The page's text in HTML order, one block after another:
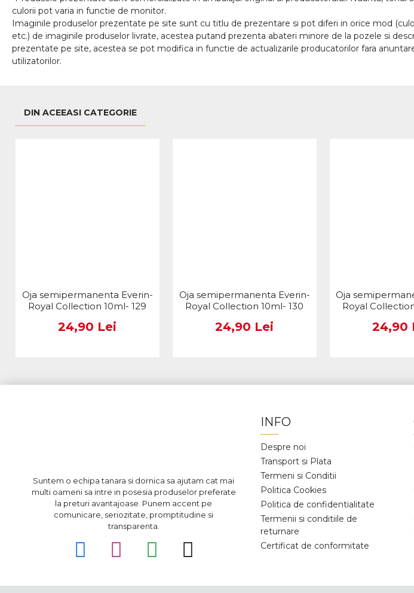
culorii pot varia in functie de monitor.
Imaginile produselor prezentate pe site sunt cu titlu de prezentare si pot diferi in orice mod
etc.) de imaginile produselor livrate, acestea putand prezenta abateri minore de la pozele si
prezentate pe site, acestea se pot modifica in functie de actualizarile producatorilor fara
utilizatorilor.
DIN ACEEASI CATEGORIE
Oja semipermanenta Everin-
Royal Collection 10ml- 129
24,90 Lei
Oja semipermanenta Everin-
Royal Collection 10ml- 130
24,90 Lei
Oja
Royal
24,90
Suntem o echipa tanara si dornica sa ajutam cat mai
multi oameni sa intre in posesia produselor preferate
la preturi avantajoase. Punem accent pe
comunicare, seriozitate, promptitudine si
transparenta.
INFO
Despre noi
Transport si Plata
Termeni si Conditii
Politica Cookies
Politica de confidentialitate
Termenii si conditiile de
returnare
Certificat de conformitate